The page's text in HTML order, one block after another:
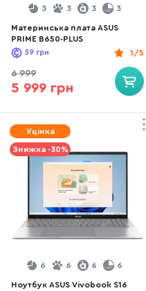
3 3 3 3
Материнська плата ASUS
PRIME B650-PLUS
1/5
59 грн
6 999
5 999 грн
Уцінка
Знижка -30%
6 6 6 6
Ноутбук ASUS Vivobook S16